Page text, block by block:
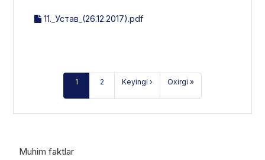
11._Устав_(26.12.2017).pdf
1 2 Keyingi › Oxirgi »
Muhim faktlar